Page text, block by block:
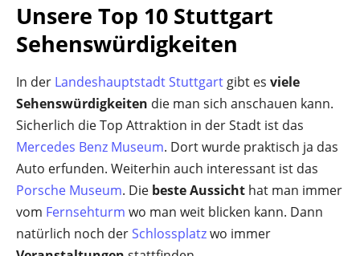
Unsere Top 10 Stuttgart
Sehenswürdigkeiten
In der Landeshauptstadt Stuttgart gibt es viele
Sehenswürdigkeiten die man sich anschauen kann.
Sicherlich die Top Attraktion in der Stadt ist das
Mercedes Benz Museum. Dort wurde praktisch ja das
Auto erfunden. Weiterhin auch interessant ist das
Porsche Museum. Die beste Aussicht hat man immer
vom Fernsehturm wo man weit blicken kann. Dann
natürlich noch derSchlossplatzwo immer